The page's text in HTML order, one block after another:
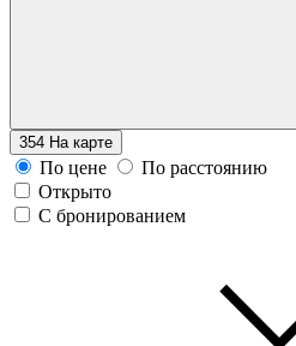
354 На карте
По цене
По расстоянию
Открыто
С бронированием